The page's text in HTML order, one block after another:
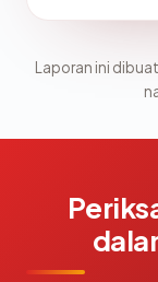
Laporan ini